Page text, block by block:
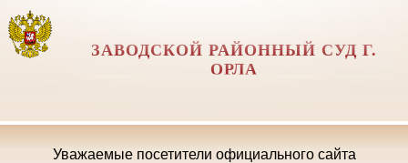
ЗАВОДСКОЙ РАЙОННЫЙ СУД Г.
ОРЛА
Уважаемые посетители официального сайта